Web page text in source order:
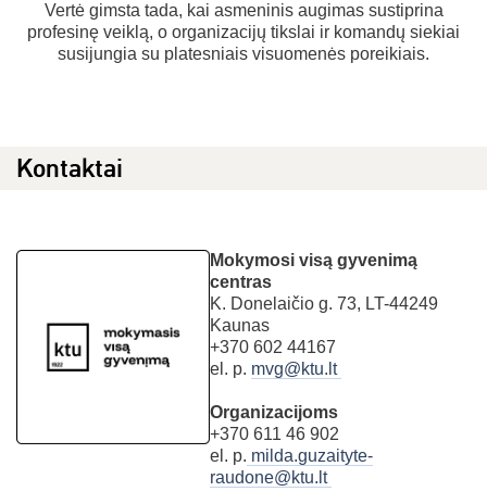
Vertė gimsta tada, kai asmeninis augimas sustiprina
profesinę veiklą, o organizacijų tikslai ir komandų siekiai
susijungia su platesniais visuomenės poreikiais.
Kontaktai
Mokymosi visą gyvenimą
centras
K. Donelaičio g. 73, LT-44249
Kaunas
+370 602 44167
el. p. mvg@ktu.lt
Organizacijoms
+370 611 46 902
el. p. milda.guzaityte-
raudone@ktu.lt